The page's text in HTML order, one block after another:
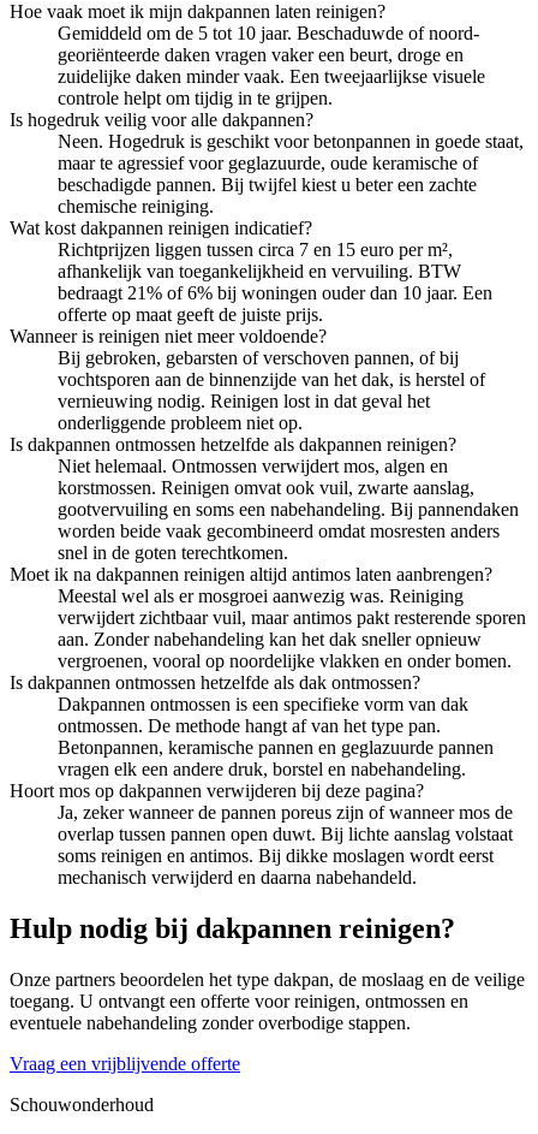
Hoe vaak moet ik mijn dakpannen laten reinigen?
Gemiddeld om de 5 tot 10 jaar. Beschaduwde of noord-
georiënteerde daken vragen vaker een beurt, droge en
zuidelijke daken minder vaak. Een tweejaarlijkse visuele
controle helpt om tijdig in te grijpen.
Is hogedruk veilig voor alle dakpannen?
Neen. Hogedruk is geschikt voor betonpannen in goede staat,
maar te agressief voor geglazuurde, oude keramische of
beschadigde pannen. Bij twijfel kiest u beter een zachte
chemische reiniging.
Wat kost dakpannen reinigen indicatief?
Richtprijzen liggen tussen circa 7 en 15 euro per m²,
afhankelijk van toegankelijkheid en vervuiling. BTW
bedraagt 21% of 6% bij woningen ouder dan 10 jaar. Een
offerte op maat geeft de juiste prijs.
Wanneer is reinigen niet meer voldoende?
Bij gebroken, gebarsten of verschoven pannen, of bij
vochtsporen aan de binnenzijde van het dak, is herstel of
vernieuwing nodig. Reinigen lost in dat geval het
onderliggende probleem niet op.
Is dakpannen ontmossen hetzelfde als dakpannen reinigen?
Niet helemaal. Ontmossen verwijdert mos, algen en
korstmossen. Reinigen omvat ook vuil, zwarte aanslag,
gootvervuiling en soms een nabehandeling. Bij pannendaken
worden beide vaak gecombineerd omdat mosresten anders
snel in de goten terechtkomen.
Moet ik na dakpannen reinigen altijd antimos laten aanbrengen?
Meestal wel als er mosgroei aanwezig was. Reiniging
verwijdert zichtbaar vuil, maar antimos pakt resterende sporen
aan. Zonder nabehandeling kan het dak sneller opnieuw
vergroenen, vooral op noordelijke vlakken en onder bomen.
Is dakpannen ontmossen hetzelfde als dak ontmossen?
Dakpannen ontmossen is een specifieke vorm van dak
ontmossen. De methode hangt af van het type pan.
Betonpannen, keramische pannen en geglazuurde pannen
vragen elk een andere druk, borstel en nabehandeling.
Hoort mos op dakpannen verwijderen bij deze pagina?
Ja, zeker wanneer de pannen poreus zijn of wanneer mos de
overlap tussen pannen open duwt. Bij lichte aanslag volstaat
soms reinigen en antimos. Bij dikke moslagen wordt eerst
mechanisch verwijderd en daarna nabehandeld.
Hulp nodig bij dakpannen reinigen?
Onze partners beoordelen het type dakpan, de moslaag en de veilige
toegang. U ontvangt een offerte voor reinigen, ontmossen en
eventuele nabehandeling zonder overbodige stappen.
Vraag een vrijblijvende offerte
Schouwonderhoud